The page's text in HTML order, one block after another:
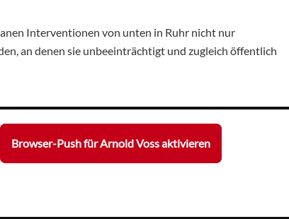
Interventionen von unten in Ruhr nicht nur
an denen sie unbeeinträchtigt und zugleich öffentlich
Browser-Push für Arnold Voss aktivieren